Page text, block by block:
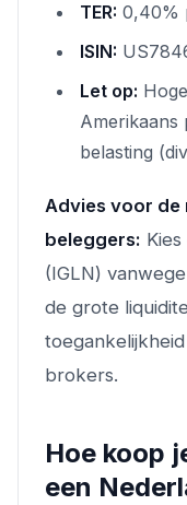
TER: 0,40%
ISIN:
Let op:
Amerikaans
belasting
Advies voor de
beleggers:
(IGLN)
de grote
brokers.
Hoe koop
een